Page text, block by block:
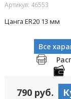
Артикул: 46553
Цанга ER20 13 мм
Все
790 руб.